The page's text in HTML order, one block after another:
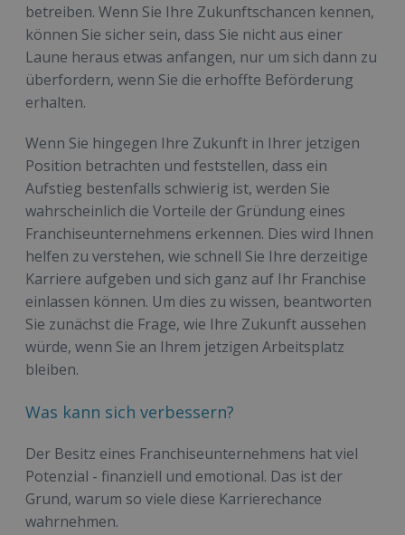
betreiben. Wenn Sie Ihre Zukunftschancen kennen,
können Sie sicher sein, dass Sie nicht aus einer
Laune heraus etwas anfangen, nur um sich dann zu
überfordern, wenn Sie die erhoffte Beförderung
erhalten.
Wenn Sie hingegen Ihre Zukunft in Ihrer jetzigen
Position betrachten und feststellen, dass ein
Aufstieg bestenfalls schwierig ist, werden Sie
wahrscheinlich die Vorteile der Gründung eines
Franchiseunternehmens erkennen. Dies wird Ihnen
helfen zu verstehen, wie schnell Sie Ihre derzeitige
Karriere aufgeben und sich ganz auf Ihr Franchise
einlassen können. Um dies zu wissen, beantworten
Sie zunächst die Frage, wie Ihre Zukunft aussehen
würde, wenn Sie an Ihrem jetzigen Arbeitsplatz
bleiben.
Was kann sich verbessern?
Der Besitz eines Franchiseunternehmens hat viel
Potenzial - finanziell und emotional. Das ist der
Grund, warum so viele diese Karrierechance
wahrnehmen.